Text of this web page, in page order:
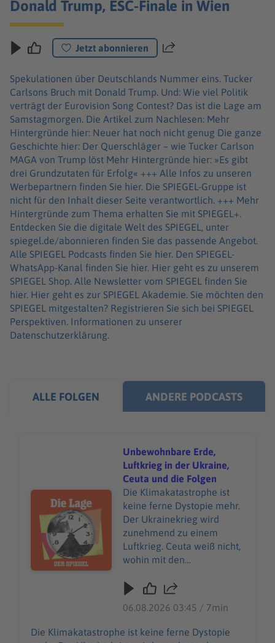
Donald Trump, ESC-Finale in Wien
Jetzt abonnieren Teilen
Spekulationen über Deutschlands Nummer eins. Tucker
Carlsons Bruch mit Donald Trump. Und: Wie viel Politik
verträgt der Eurovision Song Contest? Das ist die Lage am
Samstagmorgen. Die Artikel zum Nachlesen: Mehr
Hintergründe hier: Neuer hat noch nicht genug Die ganze
Geschichte hier: Der Querschläger – wie Tucker Carlson
MAGA von Trump löst Mehr Hintergründe hier: »Es gibt
drei Grundzutaten für Erfolg« +++ Alle Infos zu unseren
Werbepartnern finden Sie hier. Die SPIEGEL-Gruppe ist
nicht für den Inhalt dieser Seite verantwortlich. +++ Mehr
Hintergründe zum Thema erhalten Sie mit SPIEGEL+.
Entdecken Sie die digitale Welt des SPIEGEL, unter
spiegel.de/abonnieren finden Sie das passende Angebot.
Alle SPIEGEL Podcasts finden Sie hier. Den SPIEGEL-
WhatsApp-Kanal finden Sie hier. Hier geht es zu unserem
SPIEGEL Shop. Alle Newsletter vom SPIEGEL finden Sie
hier. Hier geht es zur SPIEGEL Akademie. Sie möchten den
SPIEGEL mitgestalten? Registrieren Sie sich bei SPIEGEL
Perspektiven. Informationen zu unserer
Datenschutzerklärung.
ALLE FOLGEN ANDERE PODCASTS
Audiotitel - Unbewohnbare Erde, Luftkrieg in der
Unbewohnbare Erde,
Luftkrieg in der Ukraine,
Ceuta und die Folgen
Die Klimakatastrophe ist
keine ferne Dystopie mehr.
Der Ukrainekrieg wird
zunehmend zu einem
Luftkrieg. Ceuta weiß nicht,
wohin mit den
Minderjährigen. Das ist die
Donnerstagmorgen. Hier
die Artikel zum Nachlesen:
06.08.2026 03:45 / 7min
Die Klimakatastrophe ist keine ferne Dystopie